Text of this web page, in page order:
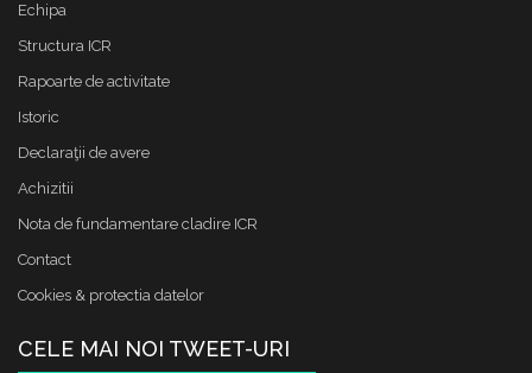
Echipa
Structura ICR
Rapoarte de activitate
Istoric
Declaraţii de avere
Achizitii
Nota de fundamentare cladire ICR
Contact
Cookies & protectia datelor
CELE MAI NOI TWEET-URI